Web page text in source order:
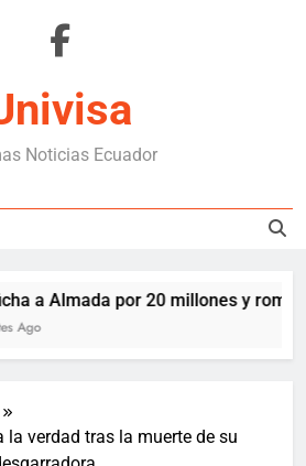
Noticias Ecuador
a Almada por 20 millones y
Ago
la verdad tras la muerte de su